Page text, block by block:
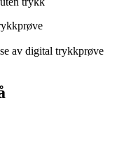
av digital trykkprøve